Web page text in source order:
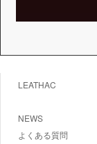
LEATHAC
NEWS
よくある質問